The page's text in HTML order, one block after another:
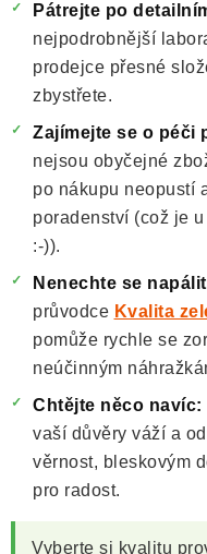
Pátrejte po
nejpodrobnější
prodejce přesné
zbystřete.
Zajímejte se o péči
nejsou obyčejné
po nákupu neopustí
poradenství (což je
:-)).
Nenechte se
průvodce Kvalita
pomůže rychle se
neúčinným
Chtějte něco navíc:
vaší důvěry váží a
věrnost, bleskovým
pro radost.
Vyberte si kvalitu